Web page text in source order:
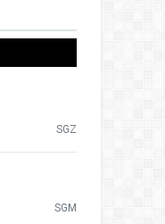
SGZ
SGM